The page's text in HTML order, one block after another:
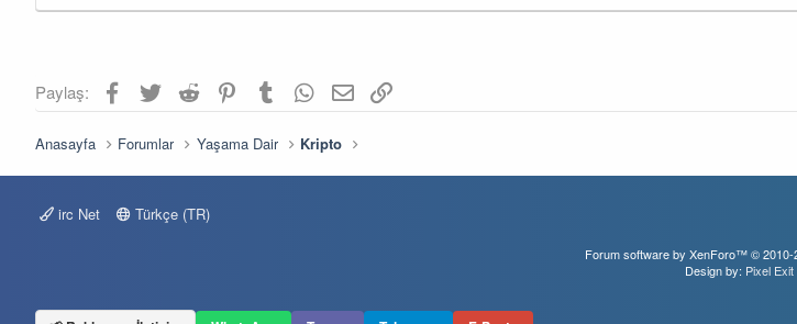
Paylaş: Facebook
TwitterReddit PinterestTumblrWhatsApp
E-postaLink
Anasayfa Forumlar Yaşama Dair Kripto
irc Net Türkçe (TR)
Forum software by XenForo™© 2010-
Design by: Pixel Exit